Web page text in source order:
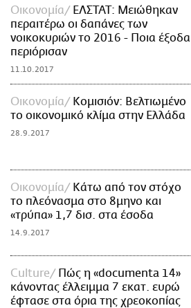
Οικονομία
ΕΛΣΤΑΤ: Μειώθηκαν
περαιτέρω οι δαπάνες των
νοικοκυριών το 2016 - Ποια έξοδα
περιόρισαν
11.10.2017
Οικονομία
Κομισιόν: Βελτιωμένο
το οικονομικό κλίμα στην Ελλάδα
28.9.2017
Οικονομία
Κάτω από τον στόχο
το πλεόνασμα στο 8μηνο και
«τρύπα» 1,7 δισ. στα έσοδα
14.9.2017
Culture
Πώς η «documenta 14»
κάνοντας έλλειμμα 7 εκατ. ευρώ
έφτασε στα όρια της χρεοκοπίας